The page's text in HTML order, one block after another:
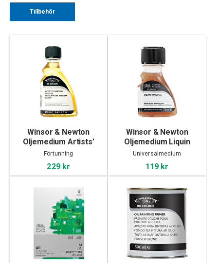
Tillbehör
Winsor & Newton
Oljemedium Artists’
Painting Medium 250ml
Förtunning
229 kr
Winsor & Newton
Oljemedium Liquin
Original 75ml
Universalmedium
119 kr